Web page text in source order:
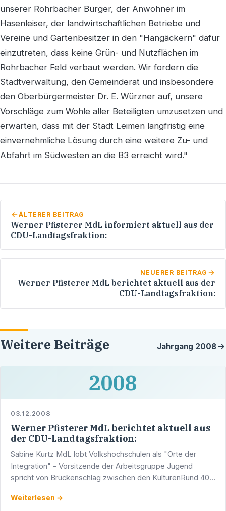
unserer Rohrbacher Bürger, der Anwohner im
Hasenleiser, der landwirtschaftlichen Betriebe und
Vereine und Gartenbesitzer in den "Hangäckern" dafür
einzutreten, dass keine Grün- und Nutzflächen im
Rohrbacher Feld verbaut werden. Wir fordern die
Stadtverwaltung, den Gemeinderat und insbesondere
den Oberbürgermeister Dr. E. Würzner auf, unsere
Vorschläge zum Wohle aller Beteiligten umzusetzen und
erwarten, dass mit der Stadt Leimen langfristig eine
einvernehmliche Lösung durch eine weitere Zu- und
Abfahrt im Südwesten an die B3 erreicht wird."
ÄLTERER BEITRAG
Werner Pfisterer MdL informiert aktuell aus der
CDU-Landtagsfraktion:
NEUERER BEITRAG
Werner Pfisterer MdL berichtet aktuell aus der
CDU-Landtagsfraktion:
Weitere Beiträge Jahrgang 2008
2008
03.12.2008
Werner Pfisterer MdL berichtet aktuell aus
der CDU-Landtagsfraktion:
Sabine Kurtz MdL lobt Volkshochschulen als "Orte der
Integration" - Vorsitzende der Arbeitsgruppe Jugend
spricht von Brückenschlag zwischen den KulturenRund 40
werden …
Weiterlesen →